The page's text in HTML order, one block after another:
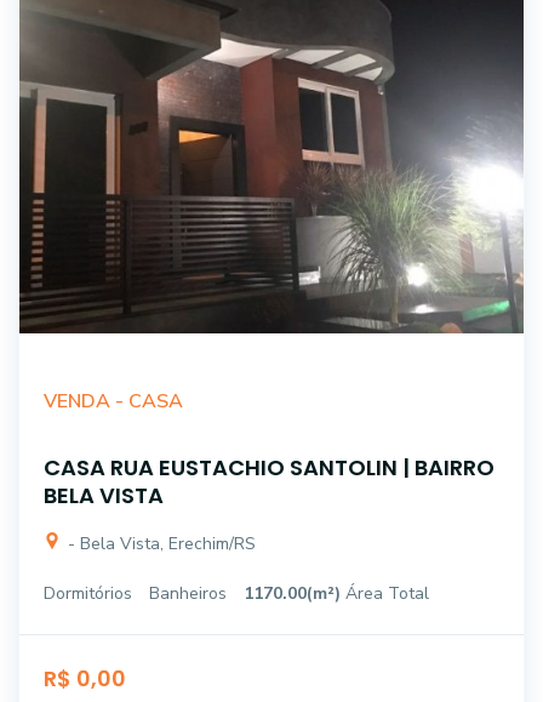
VENDA - CASA
CASA RUA EUSTACHIO SANTOLIN | BAIRRO
BELA VISTA
- Bela Vista, Erechim/RS
Dormitórios Banheiros 1170.00(m²) Área Total
R$ 0,00